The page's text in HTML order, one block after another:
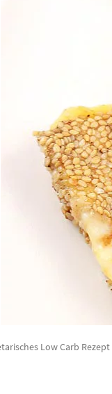
Low Carb